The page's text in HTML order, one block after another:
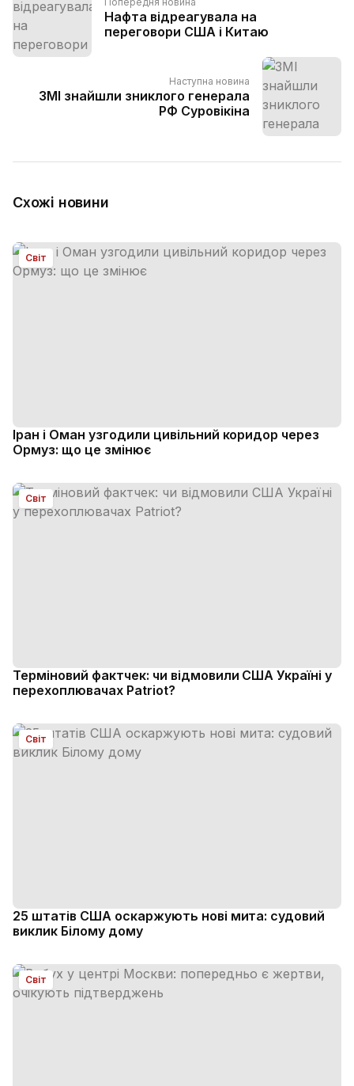
Нафта відреагувала на
переговори США і Китаю
Наступна новина
ЗМІ знайшли зниклого генерала
РФ Суровікіна
Схожі новини
Світ
Іран і Оман узгодили цивільний коридор через
Ормуз: що це змінює
Світ
Терміновий фактчек: чи відмовили США Україні у
перехоплювачах Patriot?
Світ
25 штатів США оскаржують нові мита: судовий
виклик Білому дому
Світ